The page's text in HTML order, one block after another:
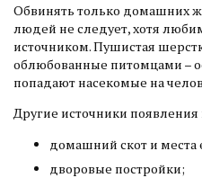
Обвинять только домашних
людей не следует, хотя
источником. Пушистая
облюбованные питомцами –
попадают насекомые на
Другие источники появления
домашний скот и места
дворовые постройки;